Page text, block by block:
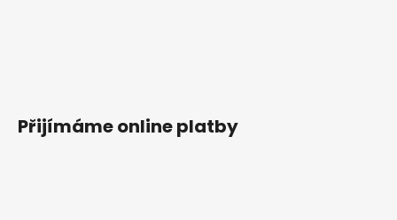
Přijímáme online platby